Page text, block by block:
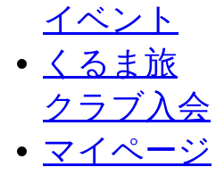
イベント
くるま旅
クラブ入会
マイページ